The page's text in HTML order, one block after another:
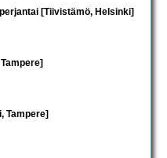
[Tiivistämö, Helsinki]
Tampere]